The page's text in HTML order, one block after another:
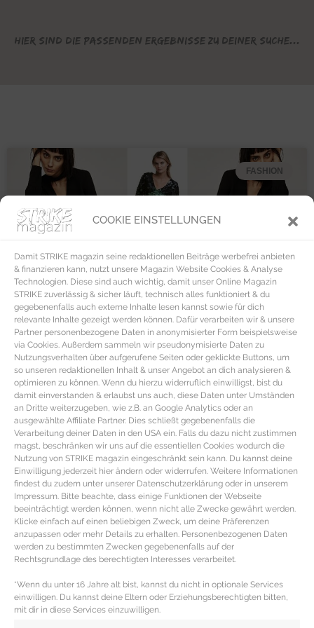
COOKIE EINSTELLUNGEN
Damit STRIKE magazin seine redaktionellen Beiträge werbefrei anbieten
& finanzieren kann, nutzt unsere Magazin Website Cookies & Analyse
Technologien. Diese sind auch wichtig, damit unser Online Magazin
STRIKE zuverlässig & sicher läuft, technisch alles funktioniert & du
gegebenenfalls auch externe Inhalte lesen kannst sowie für dich
relevante Inhalte gezeigt werden können. Dafür verarbeiten wir & unsere
Partner personenbezogene Daten in anonymisierter Form beispielsweise
via Cookies. Außerdem sammeln wir pseudonymisierte Daten zu
Nutzungsverhalten über aufgerufene Seiten oder geklickte Buttons, um
so unseren redaktionellen Inhalt & unser Angebot an dich analysieren &
optimieren zu können. Wenn du hierzu widerruflich einwilligst, bist du
damit einverstanden & erlaubst uns auch, diese Daten unter Umständen
an Dritte weiterzugeben, wie z.B. an Google Analytics oder an
ausgewählte Affiliate Partner. Dies schließt gegebenenfalls die
Verarbeitung deiner Daten in den USA ein. Falls du dazu nicht zustimmen
magst, beschränken wir uns auf die essentiellen Cookies wodurch die
Nutzung von STRIKE magazin eingeschränkt sein kann. Du kannst deine
Einwilligung jederzeit hier ändern oder widerrufen. Weitere Informationen
findest du zudem unter unserer Datenschutzerklärung oder in unserem
Impressum. Bitte beachte, dass einige Funktionen der Webseite
beeinträchtigt werden können, wenn nicht alle Zwecke gewährt werden.
Klicke einfach auf einen beliebigen Zweck, um deine Präferenzen
anzupassen oder mehr Details zu erhalten. Personenbezogenen Daten
werden zu bestimmten Zwecken gegebenenfalls auf der
Rechtsgrundlage des berechtigten Interesses verarbeitet.
*Wenn du unter 16 Jahre alt bist, kannst du nicht in optionale Services
einwilligen. Du kannst deine Eltern oder Erziehungsberechtigten bitten,
mit dir in diese Services einzuwilligen.
Hier sind die passenden Ergebnisse zu deiner Suche...
FASHION
BEST DRESSED AT EVERY AGE –
Perfekt gestylt als 20jährige zur
Weihnachtsfeier
Styling guide – Perfekt gekleidet auf die
Weihnachtsfeier als 20jährige Das Jahr neigt sich dem
Ende und die Feier-Saison kann